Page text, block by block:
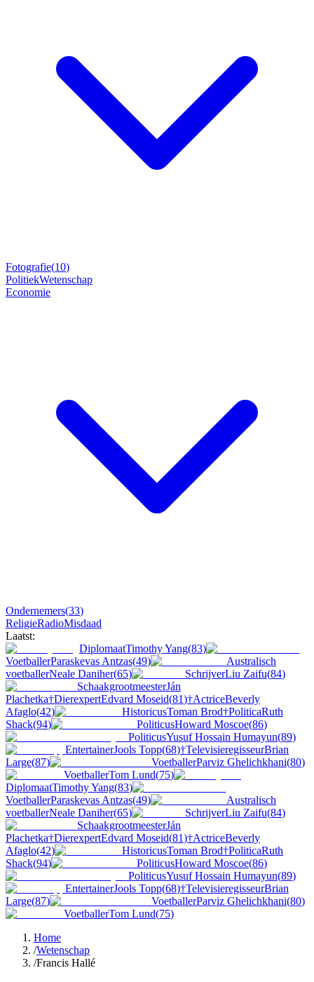
Fotografie(10)
PolitiekWetenschap
Economie
Ondernemers(33)
ReligieRadioMisdaad
Laatst:
DiplomaatTimothy Yang(83)
VoetballerParaskevas Antzas(49)
Australisch
voetballerNeale Daniher(65) SchrijverLiu Zaifu(84)
SchaakgrootmeesterJán
Plachetka†DierexpertEdvard Moseid(81)†ActriceBeverly
Afaglo(42) HistoricusToman Brod†PoliticaRuth
Shack(94) PoliticusHoward Moscoe(86)
PoliticusYusuf Hossain Humayun(89)
EntertainerJools Topp(68)†TelevisieregisseurBrian
Large(87) VoetballerParviz Ghelichkhani(80)
VoetballerTom Lund(75)
DiplomaatTimothy Yang(83)
VoetballerParaskevas Antzas(49)
Australisch
voetballerNeale Daniher(65) SchrijverLiu Zaifu(84)
SchaakgrootmeesterJán
Plachetka†DierexpertEdvard Moseid(81)†ActriceBeverly
Afaglo(42) HistoricusToman Brod†PoliticaRuth
Shack(94) PoliticusHoward Moscoe(86)
PoliticusYusuf Hossain Humayun(89)
EntertainerJools Topp(68)†TelevisieregisseurBrian
Large(87) VoetballerParviz Ghelichkhani(80)
VoetballerTom Lund(75)
Home
/Wetenschap
/Francis Hallé